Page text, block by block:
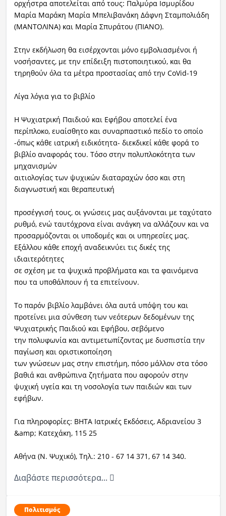
ορχήστρα αποτελείται από τους: Παλμύρα Ισμυρίδου
Μαρία Μαράκη Μαρία Μπελιβανάκη Δάφνη Σταμπολιάδη
(ΜΑΝΤΟΛΙΝΑ) και Μαρία Σπυράτου (ΠΙΑΝΟ).
Στην εκδήλωση θα εισέρχονται μόνο εμβολιασμένοι ή
νοσήσαντες, με την επίδειξη πιστοποιητικού, και θα
τηρηθούν όλα τα μέτρα προστασίας από την CoVid-19
Λίγα λόγια για το βιβλίο
Η Ψυχιατρική Παιδιού και Εφήβου αποτελεί ένα
περίπλοκο, ευαίσθητο και συναρπαστικό πεδίο το οποίο
-όπως κάθε ιατρική ειδικότητα- διεκδικεί κάθε φορά το
βιβλίο αναφοράς του. Τόσο στην πολυπλοκότητα των
μηχανισμών
αιτιολογίας των ψυχικών διαταραχών όσο και στη
διαγνωστική και θεραπευτική
προσέγγισή τους, οι γνώσεις μας αυξάνονται με ταχύτατο
ρυθμό, ενώ ταυτόχρονα είναι ανάγκη να αλλάζουν και να
προσαρμόζονται οι υποδομές και οι υπηρεσίες μας.
Εξάλλου κάθε εποχή αναδεικνύει τις δικές της
ιδιαιτερότητες
σε σχέση με τα ψυχικά προβλήματα και τα φαινόμενα
που τα υποθάλπουν ή τα επιτείνουν.
Το παρόν βιβλίο λαμβάνει όλα αυτά υπόψη του και
προτείνει μια σύνθεση των νεότερων δεδομένων της
Ψυχιατρικής Παιδιού και Εφήβου, σεβόμενο
την πολυφωνία και αντιμετωπίζοντας με δυσπιστία την
παγίωση και οριστικοποίηση
των γνώσεων μας στην επιστήμη, πόσο μάλλον στα τόσο
βαθιά και ανθρώπινα ζητήματα που αφορούν στην
ψυχική υγεία και τη νοσολογία των παιδιών και των
εφήβων.
Για πληροφορίες: ΒΗΤΑ Ιατρικές Εκδόσεις, Αδριανείου 3
&amp; Κατεχάκη, 115 25
Αθήνα (Ν. Ψυχικό), Τηλ.: 210 - 67 14 371, 67 14 340.
Διαβάστε περισσότερα...
Πολιτισμός